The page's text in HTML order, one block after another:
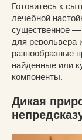
Готовитесь к
лечебной
существенное —
для револьвера
разнообразные
найденные или
компоненты.
Дикая